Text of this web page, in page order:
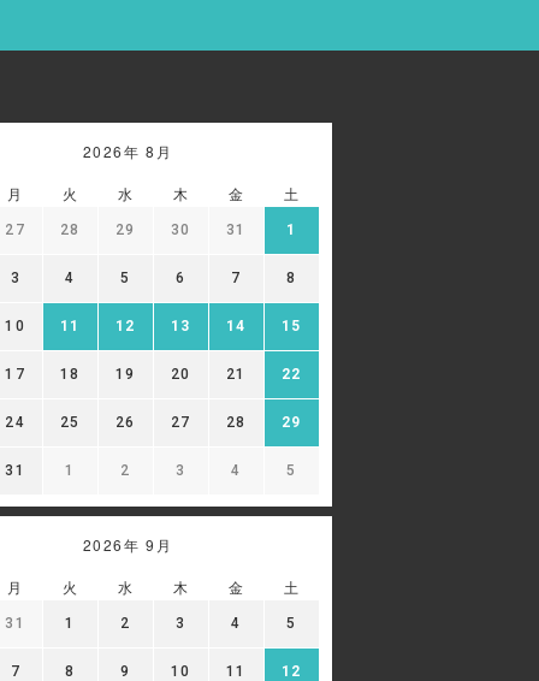
2026年 8月
月 火 水 木 金 土
27 28 29 30 31 1
3 4 5 6 7 8
10 11 12 13 14 15
17 18 19 20 21 22
24 25 26 27 28 29
31 1 2 3 4 5
2026年 9月
月 火 水 木 金 土
31 1 2 3 4 5
7 8 9 10 11 12